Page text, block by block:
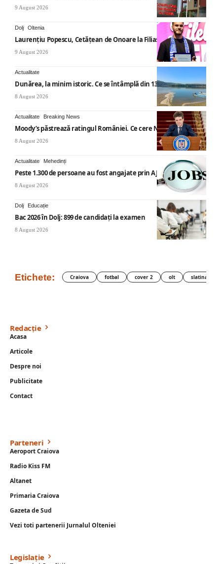
9 August 2026
Dolj Oltenia
Laurențiu Popescu, Cetățean de Onoare la Filiași
9 August 2026
Actualitate
Dunărea, la minim istoric. Ce se întâmplă din 13 august
8 August 2026
Actualitate Breaking News
Moody’s păstrează ratingul României. Ce cere Nicușor Dan
8 August 2026
Actualitate Mehedinți
Peste 1.300 de persoane au fost angajate prin AJOFM Mehedinți
8 August 2026
Dolj Educație
Bac 2026 în Dolj: 899 de candidați la examen
8 August 2026
Etichete: Craiova fotbal cover 2 olt slatina
Redacție
Acasa
Articole
Despre noi
Publicitate
Contact
Parteneri
Aeroport Craiova
Radio Kiss FM
Altanet
Primaria Craiova
Gazeta de Sud
Vezi toti partenerii Jurnalul Olteniei
Legislație